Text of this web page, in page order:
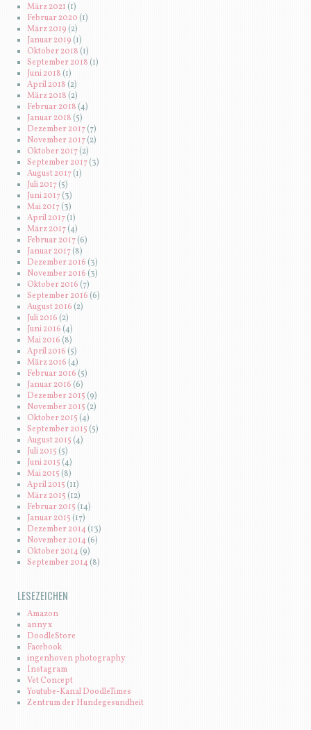
März 2021(1)
Februar 2020 (1)
März 2019 (2)
Januar 2019 (1)
Oktober 2018 (1)
September 2018 (1)
Juni 2018 (1)
April 2018 (2)
März 2018 (2)
Februar 2018(4)
Januar 2018 (5)
Dezember 2017(7)
November 2017(2)
Oktober 2017(2)
September 2017(3)
August 2017(1)
Juli 2017(5)
Juni 2017(3)
Mai 2017(3)
April 2017(1)
März 2017(4)
Februar 2017(6)
Januar 2017(8)
Dezember 2016 (3)
November 2016 (3)
Oktober 2016 (7)
September 2016 (6)
August 2016(2)
Juli 2016 (2)
Juni 2016 (4)
Mai 2016 (8)
April 2016 (5)
März 2016 (4)
Februar 2016(5)
Januar 2016 (6)
Dezember 2015 (9)
November 2015 (2)
Oktober 2015 (4)
September 2015 (5)
August 2015 (4)
Juli 2015 (5)
Juni 2015 (4)
Mai 2015(8)
April 2015 (11)
März 2015(12)
Februar 2015 (14)
Januar 2015 (17)
Dezember 2014(13)
November 2014(6)
Oktober 2014(9)
September 2014(8)
LESEZEICHEN
Amazon
anny x
DoodleStore
Facebook
ingenhoven photography
Instagram
Vet Concept
Youtube-Kanal DoodleTimes
Zentrum der Hundegesundheit